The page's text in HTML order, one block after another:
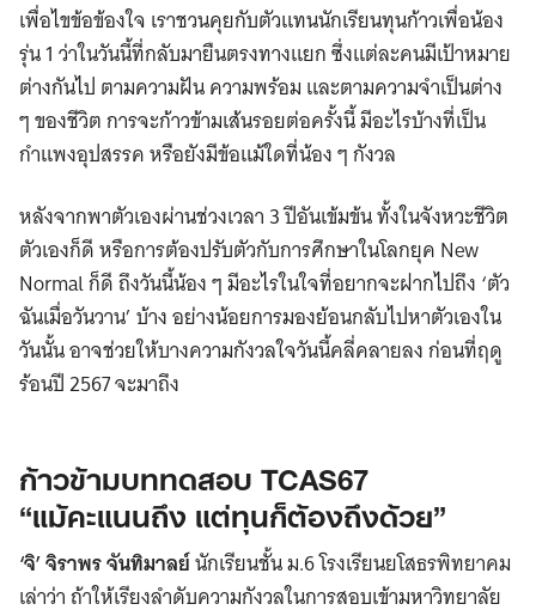
เพื่อไขข้อข้องใจ เราชวนคุยกับตัวแทนนักเรียนทุนก้าวเพื่อน้อง
รุ่น 1 ว่าในวันนี้ที่กลับมายืนตรงทางแยก ซึ่งแต่ละคนมีเป้าหมาย
ต่างกันไป ตามความฝัน ความพร้อม และตามความจำเป็นต่าง
ๆ ของชีวิต การจะก้าวข้ามเส้นรอยต่อครั้งนี้ มีอะไรบ้างที่เป็น
กำแพงอุปสรรค หรือยังมีข้อแม้ใดที่น้อง ๆ กังวล
หลังจากพาตัวเองผ่านช่วงเวลา 3 ปีอันเข้มข้น ทั้งในจังหวะชีวิต
ตัวเองก็ดี หรือการต้องปรับตัวกับการศึกษาในโลกยุค New
Normal ก็ดี ถึงวันนี้น้อง ๆ มีอะไรในใจที่อยากจะฝากไปถึง ‘ตัว
ฉันเมื่อวันวาน’ บ้าง อย่างน้อยการมองย้อนกลับไปหาตัวเองใน
วันนั้น อาจช่วยให้บางความกังวลใจวันนี้คลี่คลายลง ก่อนที่ฤดู
ร้อนปี 2567 จะมาถึง
ก้าวข้ามบททดสอบ TCAS67
“แม้คะแนนถึง แต่ทุนก็ต้องถึงด้วย”
‘จิ’ จิราพร จันทิมาลย์นักเรียนชั้น ม.6 โรงเรียนยโสธรพิทยาคม
เล่าว่า ถ้าให้เรียงลำดับความกังวลในการสอบเข้ามหาวิทยาลัย